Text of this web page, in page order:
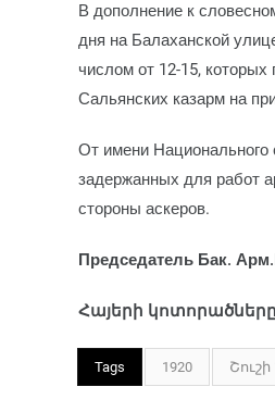
В дополнение к
дня на Балаханской
числом от 12-15,
Сальянских казарм на
От имени Национального
задержанных для работ
стороны аскеров.
Председатель Бак.
Հայերի
Tags 1920 Շուշի